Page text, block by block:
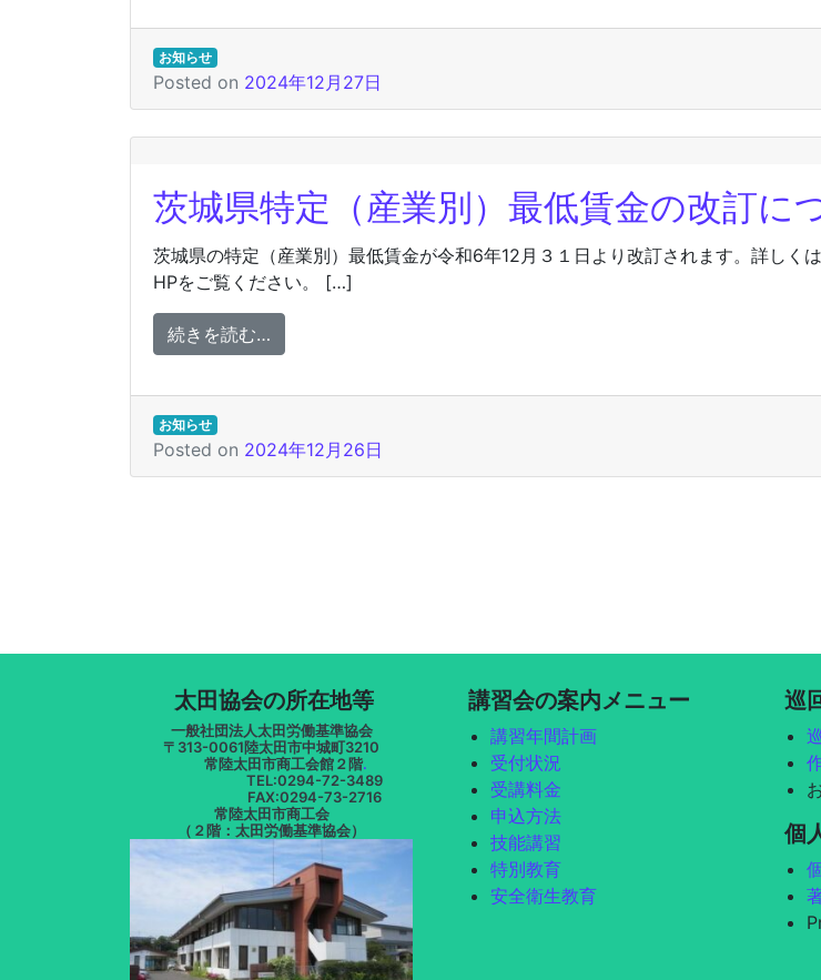
お知らせ
Posted on 2024年12月27日
茨城県特定（産業別）最低賃金の改訂に
茨城県の特定（産業別）最低賃金が令和6年12月３１日より改訂されます。詳しく
HPをご覧ください。 […]
続きを読む…
お知らせ
Posted on 2024年12月26日
太田協会の所在地等
一般社団法人太田労働基準協会
〒313-0061陸太田市中城町3210
常陸太田市商工会館２階.
TEL:0294-72-3489
FAX:0294-73-2716
常陸太田市商工会
（２階：太田労働基準協会）
講習会の案内メニュー
講習年間計画
受付状況
受講料金
申込方法
技能講習
特別教育
安全衛生教育
巡
個